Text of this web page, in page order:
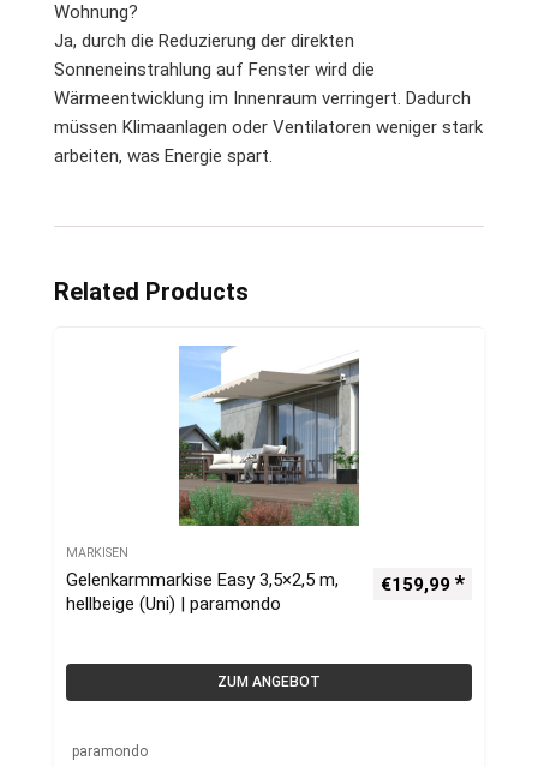
Wohnung?
Ja, durch die Reduzierung der direkten
Sonneneinstrahlung auf Fenster wird die
Wärmeentwicklung im Innenraum verringert. Dadurch
müssen Klimaanlagen oder Ventilatoren weniger stark
arbeiten, was Energie spart.
Related Products
MARKISEN
Gelenkarmmarkise Easy 3,5×2,5 m,
hellbeige (Uni) | paramondo
€159,99
ZUM ANGEBOT
paramondo